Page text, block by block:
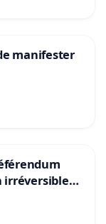
manifester
irréversible